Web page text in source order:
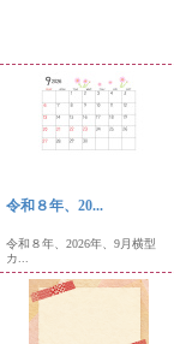
令和８年、20...
令和８年、2026年、9月横型
カ...